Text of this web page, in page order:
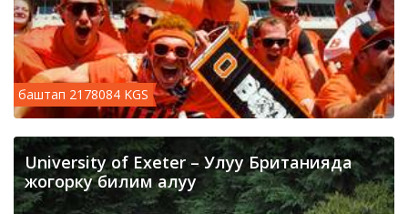
баштап 2178084 KGS
University of Exeter – Улуу Британияда
жогорку билим алуу